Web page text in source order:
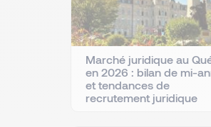
Marché juridique au
en 2026 : bilan de mi-
et tendances de
recrutement juridique